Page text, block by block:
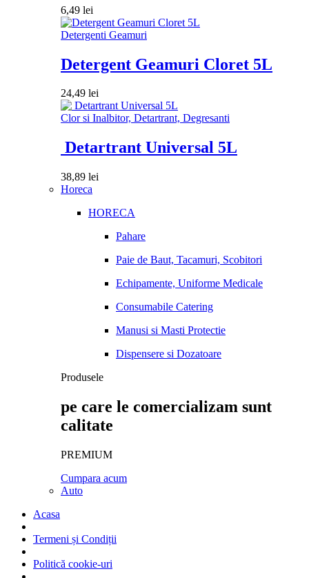
6,49 lei
Detergenti Geamuri
Detergent Geamuri Cloret 5L
24,49 lei
Clor si Inalbitor, Detartrant, Degresanti
Detartrant Universal 5L
38,89 lei
Horeca
HORECA
Pahare
Paie de Baut, Tacamuri, Scobitori
Echipamente, Uniforme Medicale
Consumabile Catering
Manusi si Masti Protectie
Dispensere si Dozatoare
Produsele
pe care le comercializam sunt
calitate
PREMIUM
Cumpara acum
Auto
Acasa
Termeni și Condiții
Politică cookie-uri